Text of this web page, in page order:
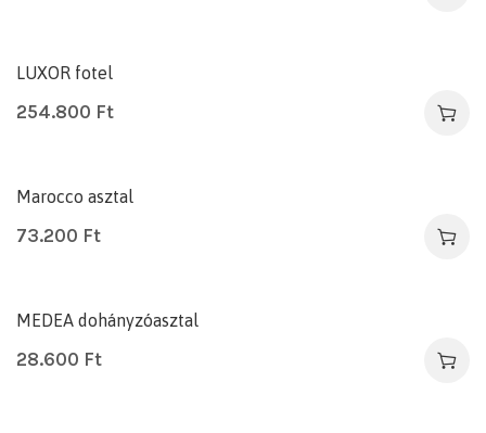
LUXOR fotel
254.800 Ft
Marocco asztal
73.200 Ft
MEDEA dohányzóasztal
28.600 Ft